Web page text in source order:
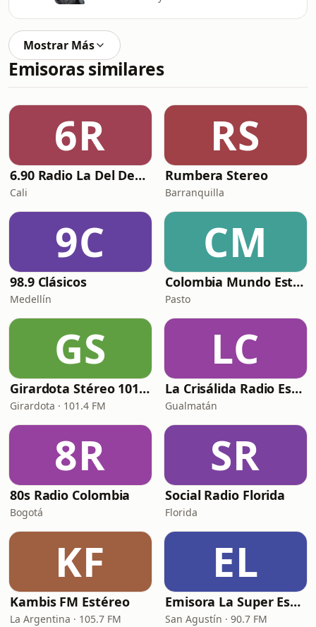
Mostrar Más
Emisoras similares
6R
6.90 Radio La Del Despecho
Cali
RS
Rumbera Stereo
Barranquilla
9C
98.9 Clásicos
Medellín
CM
Colombia Mundo Estéreo
Pasto
GS
Girardota Stéreo 101.4 FM
Girardota · 101.4 FM
LC
La Crisálida Radio Escolar
Gualmatán
8R
80s Radio Colombia
Bogotá
SR
Social Radio Florida
Florida
KF
Kambis FM Estéreo
La Argentina · 105.7 FM
EL
Emisora La Super Estereo
San Agustín · 90.7 FM